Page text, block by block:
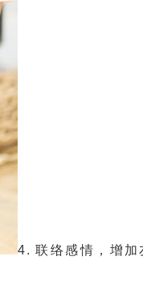
4. 联络感情， 增加